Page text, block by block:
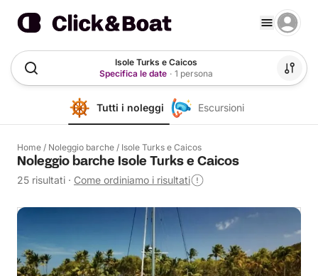
Isole Turks e Caicos
Specifica le date · 1 persona
Tutti i noleggi Escursioni
Home / Noleggio barche / Isole Turks e Caicos
Noleggio barche Isole Turks e Caicos
25 risultati · Come ordiniamo i risultati